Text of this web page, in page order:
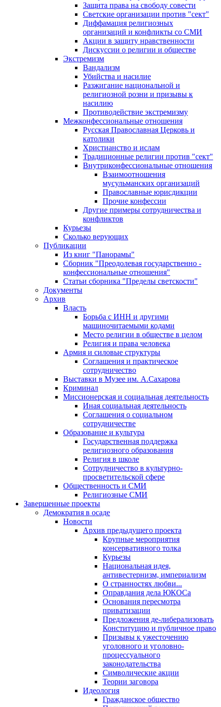
Защита права на свободу совести
Светские организации против "сект"
Диффамация религиозных
организаций и конфликты со СМИ
Акции в защиту нравственности
Дискуссии о религии и обществе
Экстремизм
Вандализм
Убийства и насилие
Разжигание национальной и
религиозной розни и призывы к
насилию
Противодействие экстремизму
Межконфессиональные отношения
Русская Православная Церковь и
католики
Христианство и ислам
Традиционные религии против "сект"
Внутриконфессиональные отношения
Взаимоотношения
мусульманских организаций
Православные юрисдикции
Прочие конфессии
Другие примеры сотрудничества и
конфликтов
Курьезы
Сколько верующих
Публикации
Из книг "Панорамы"
Сборник "Преодолевая государственно -
конфессиональные отношения"
Статьи сборника "Пределы светскости"
Документы
Архив
Власть
Борьба с ИНН и другими
машиночитаемыми кодами
Место религии в обществе в целом
Религия и права человека
Армия и силовые структуры
Соглашения и практическое
сотрудничество
Выставки в Музее им. А.Сахарова
Криминал
Миссионерская и социальная деятельность
Иная социальная деятельность
Соглашения о социальном
сотрудничестве
Образование и культура
Государственная поддержка
религиозного образования
Религия в школе
Сотрудничество в культурно-
просветительской сфере
Общественность и СМИ
Религиозные СМИ
Завершенные проекты
Демократия в осаде
Новости
Архив предыдущего проекта
Крупные мероприятия
консервативного толка
Курьезы
Национальная идея,
антивестернизм, империализм
О странностях любви...
Оправдания дела ЮКОСа
Основания пересмотра
приватизации
Предложения де-либерализовать
Конституцию и публичное право
Призывы к ужесточению
уголовного и уголовно-
процессуального
законодательства
Символические акции
Теории заговора
Идеология
Гражданское общество